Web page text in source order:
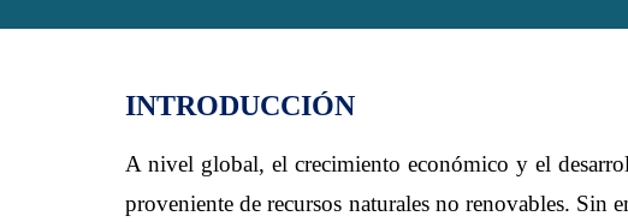
INTRODUCCIÓN
A nivel global, el crecimiento económico y el
proveniente de recursos naturales no renovables. Sin